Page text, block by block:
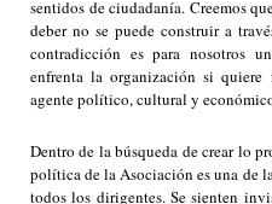
sentidos de ciudadanía. Creemos
deber no se puede construir a
contradicción es para nosotros
enfrenta la organización si quiere
agente político, cultural y
Dentro de la búsqueda de crear lo
política de la Asociación es una de
todos los dirigentes. Se sienten